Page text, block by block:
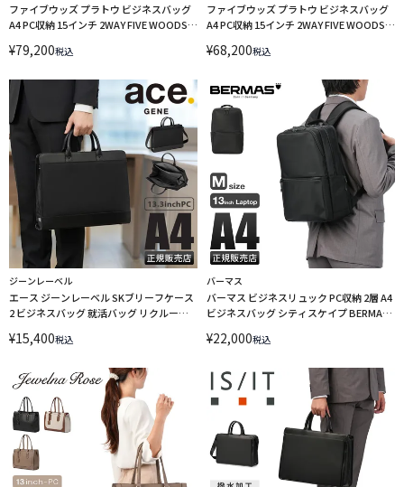
ファイブウッズ プラトウ ビジネスバッグ
A4 PC収納 15インチ 2WAY FIVE WOODS
¥79,200税込
ファイブウッズ プラトウ ビジネスバッグ
A4 PC収納 15インチ 2WAY FIVE WOODS
¥68,200税込
ジーンレーベル
エース ジーンレーベル SKブリーフケース
2 ビジネスバッグ 就活バッグ リクルート
GENE LABEL 19091
¥15,400税込
バーマス
バーマス ビジネスリュック PC収納 2層 A4
ビジネスバッグ シティスケイプ BERMAS
¥22,000税込